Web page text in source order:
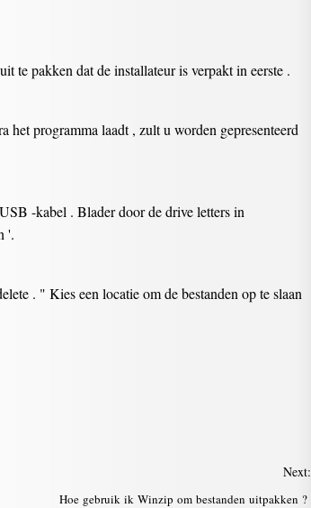
te pakken dat de installateur is verpakt in eerste .
programma laadt , zult u worden gepresenteerd
-kabel . Blader door de drive letters in
'.
. " Kies een locatie om de bestanden op te slaan
Next:
Hoe gebruik ik Winzip om bestanden uitpakken ?